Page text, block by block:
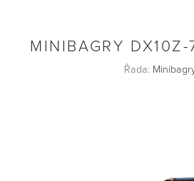
MINIBAGRY
Řada: